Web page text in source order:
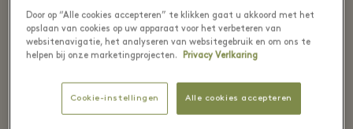
met een dagje shoppen en een
heerlijke lunch of diner.
Compliment tickets inwisselen bij
Maasmechelen Village is eenvoudig.
Door op “Alle cookies accepteren” te klikken gaat u akkoord met het
opslaan van cookies op uw apparaat voor het verbeteren van
websitenavigatie, het analyseren van websitegebruik en om ons te
helpen bij onze marketingprojecten.
Privacy Verlkaring
Cookie-instellingen Alle cookies accepteren